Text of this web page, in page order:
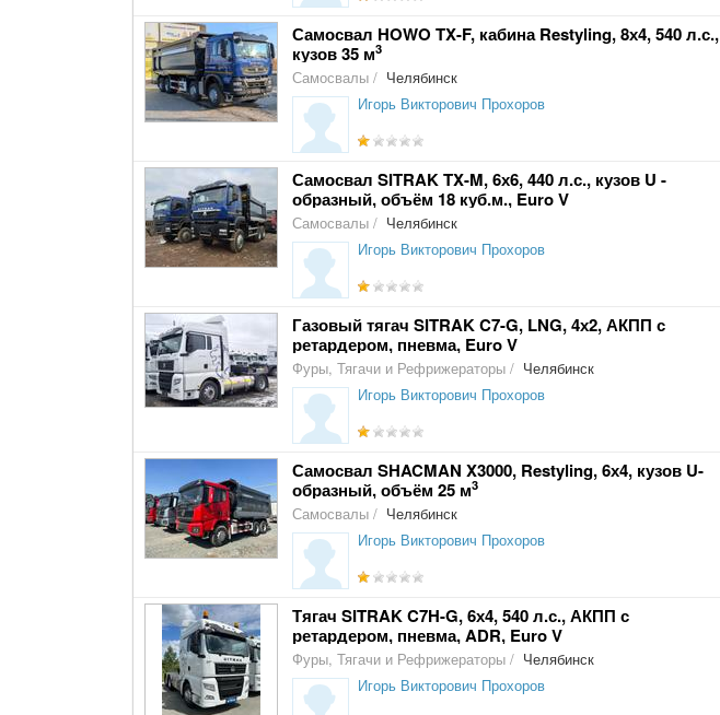
Самосвал HOWO TX-F, кабина Restyling, 8х4, 540 л.с.,
кузов 35 м3
Самосвалы / Челябинск
Игорь Викторович Прохоров
Самосвал SITRAK TX-M, 6х6, 440 л.с., кузов U -
образный, объём 18 куб.м., Euro V
Самосвалы / Челябинск
Игорь Викторович Прохоров
Газовый тягач SITRAK C7-G, LNG, 4х2, АКПП с
ретардером, пневма, Euro V
Фуры, Тягачи и Рефрижераторы / Челябинск
Игорь Викторович Прохоров
Самосвал SHACMAN X3000, Restyling, 6х4, кузов U-
образный, объём 25 м3
Самосвалы / Челябинск
Игорь Викторович Прохоров
Тягач SITRAK C7H-G, 6х4, 540 л.с., АКПП с
ретардером, пневма, ADR, Euro V
Фуры, Тягачи и Рефрижераторы / Челябинск
Игорь Викторович Прохоров